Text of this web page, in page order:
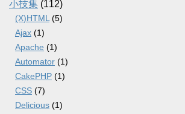
小技集 (112)
(X)HTML(5)
Ajax (1)
Apache (1)
Automator (1)
CakePHP (1)
CSS (7)
Delicious (1)